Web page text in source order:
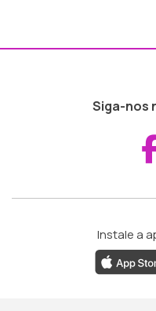
Siga-nos
Instale a